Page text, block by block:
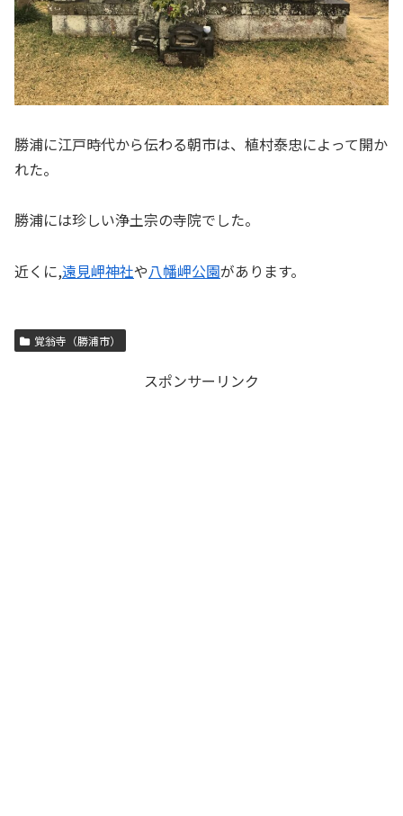
勝浦に江戸時代から伝わる朝市は、植村泰忠によって開か
れた。
勝浦には珍しい浄土宗の寺院でした。
近くに,遠見岬神社や八幡岬公園があります。
覚翁寺（勝浦市）
スポンサーリンク